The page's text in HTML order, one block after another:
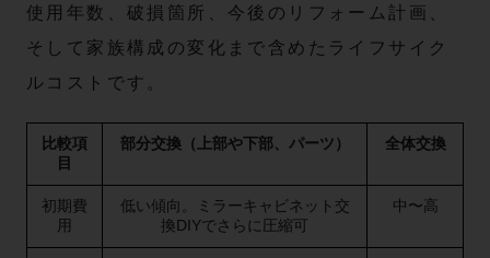
使用年数、破損箇所、今後のリフォーム計画、
そして家族構成の変化まで含めたライフサイク
ルコストです。
比較項
目
部分交換（上部や下部、パーツ） 全体交換
初期費
用
低い傾向。ミラーキャビネット交
換DIYでさらに圧縮可
中〜高